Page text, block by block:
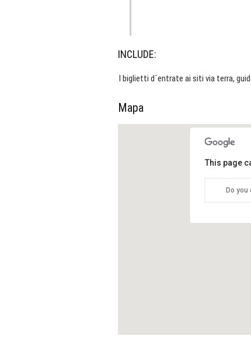
INCLUDE:
I biglietti d´entrate ai siti via terra,
Mapa
This page
Do